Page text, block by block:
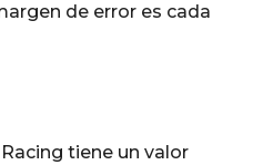
de error es cada
tiene un valor